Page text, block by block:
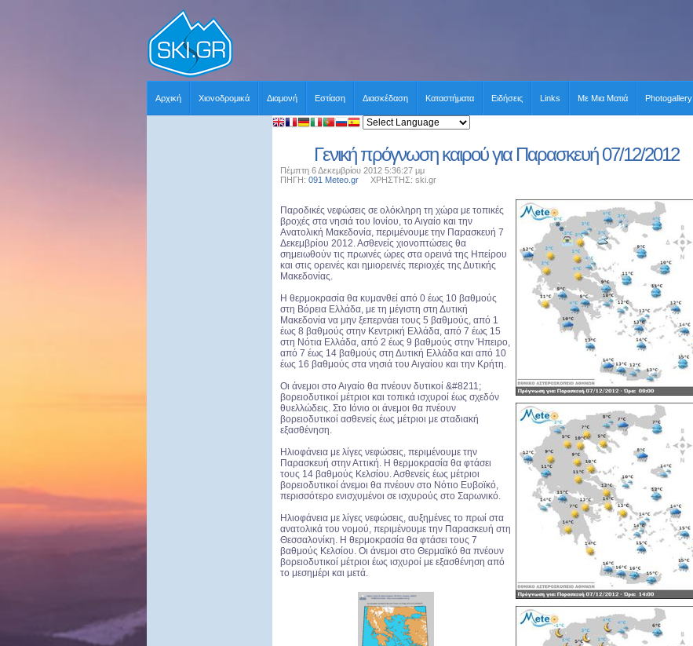
Αρχική Χιονοδρομικά Διαμονή Εστίαση Διασκέδαση Καταστήματα Ειδήσεις Links Με Μια Ματιά Photogallery
Γενική πρόγνωση καιρού για Παρασκευή 07/12/2012
Πέμπτη 6 Δεκεμβρίου 2012 5:36:27 μμ
ΠΗΓΗ: 091 Meteo.gr ΧΡΗΣΤΗΣ: ski.gr
Παροδικές νεφώσεις σε ολόκληρη τη χώρα με τοπικές
βροχές στα νησιά του Ιονίου, το Αιγαίο και την
Ανατολική Μακεδονία, περιμένουμε την Παρασκευή 7
Δεκεμβρίου 2012. Ασθενείς χιονοπτώσεις θα
σημειωθούν τις πρωινές ώρες στα ορεινά της Ηπείρου
και στις ορεινές και ημιορεινές περιοχές της Δυτικής
Μακεδονίας.
Η θερμοκρασία θα κυμανθεί από 0 έως 10 βαθμούς
στη Βόρεια Ελλάδα, με τη μέγιστη στη Δυτική
Μακεδονία να μην ξεπερνάει τους 5 βαθμούς, από 1
έως 8 βαθμούς στην Κεντρική Ελλάδα, από 7 έως 15
στη Νότια Ελλάδα, από 2 έως 9 βαθμούς στην Ήπειρο,
από 7 έως 14 βαθμούς στη Δυτική Ελλάδα και από 10
έως 16 βαθμούς στα νησιά του Αιγαίου και την Κρήτη.
Οι άνεμοι στο Αιγαίο θα πνέουν δυτικοί &#8211;
βορειοδυτικοί μέτριοι και τοπικά ισχυροί έως σχεδόν
θυελλώδεις. Στο Ιόνιο οι άνεμοι θα πνέουν
βορειοδυτικοί ασθενείς έως μέτριοι με σταδιακή
εξασθένηση.
Ηλιοφάνεια με λίγες νεφώσεις, περιμένουμε την
Παρασκευή στην Αττική. Η θερμοκρασία θα φτάσει
τους 14 βαθμούς Κελσίου. Ασθενείς έως μέτριοι
βορειοδυτικοί άνεμοι θα πνέουν στο Νότιο Ευβοϊκό,
περισσότερο ενισχυμένοι σε ισχυρούς στο Σαρωνικό.
Ηλιοφάνεια με λίγες νεφώσεις, αυξημένες το πρωί στα
ανατολικά του νομού, περιμένουμε την Παρασκευή στη
Θεσσαλονίκη. Η θερμοκρασία θα φτάσει τους 7
βαθμούς Κελσίου. Οι άνεμοι στο Θερμαϊκό θα πνέουν
βορειοδυτικοί μέτριοι έως ισχυροί με εξασθένηση από
το μεσημέρι και μετά.